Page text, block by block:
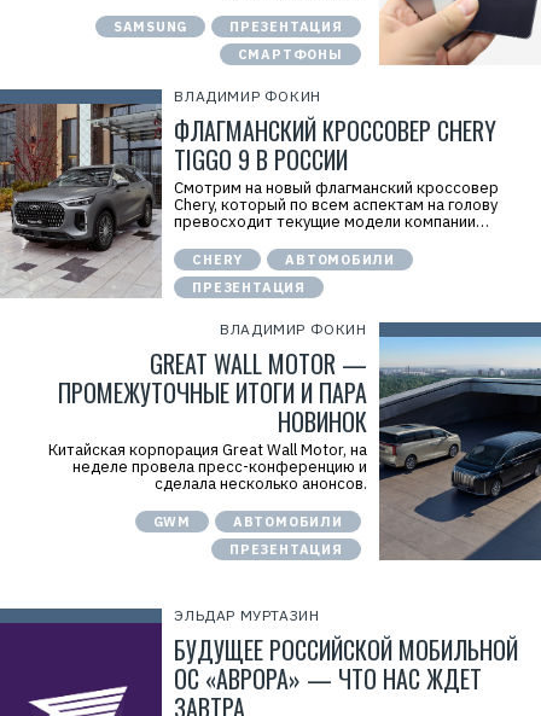
SAMSUNG
ПРЕЗЕНТАЦИЯ
СМАРТФОНЫ
ВЛАДИМИР ФОКИН
ФЛАГМАНСКИЙ КРОССОВЕР CHERY
TIGGO 9 В РОССИИ
Смотрим на новый флагманский кроссовер
Chery, который по всем аспектам на голову
превосходит текущие модели компании…
CHERY
АВТОМОБИЛИ
ПРЕЗЕНТАЦИЯ
ВЛАДИМИР ФОКИН
GREAT WALL MOTOR —
ПРОМЕЖУТОЧНЫЕ ИТОГИ И ПАРА
НОВИНОК
Китайская корпорация Great Wall Motor, на
неделе провела пресс-конференцию и
сделала несколько анонсов.
GWM
АВТОМОБИЛИ
ПРЕЗЕНТАЦИЯ
ЭЛЬДАР МУРТАЗИН
БУДУЩЕЕ РОССИЙСКОЙ МОБИЛЬНОЙ
ОС «АВРОРА» — ЧТО НАС ЖДЕТ
ЗАВТРА